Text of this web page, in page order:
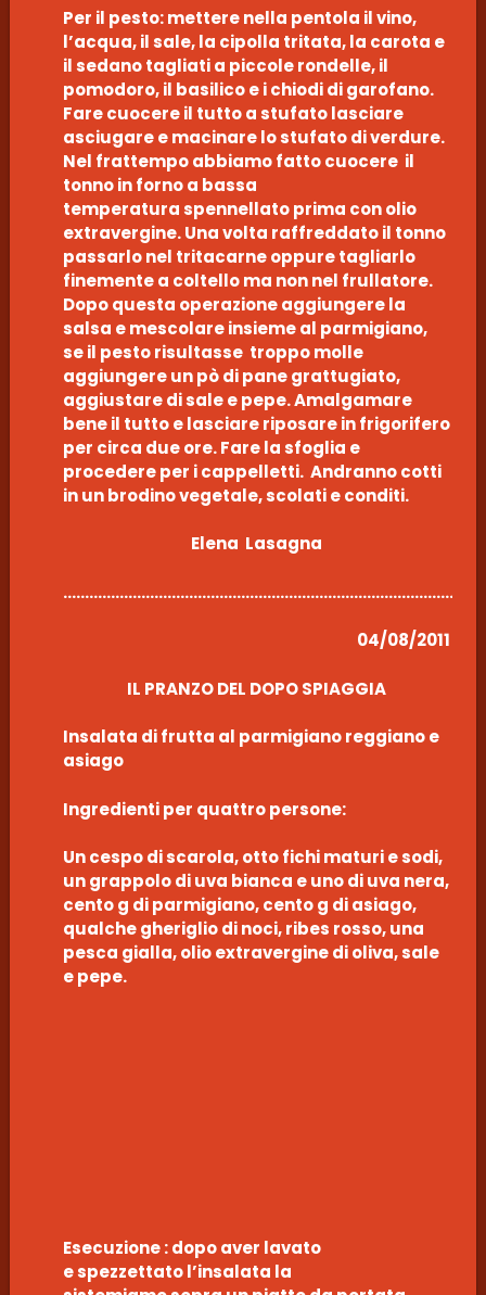
Per il pesto: mettere nella pentola il vino,
l’acqua, il sale, la cipolla tritata, la carota e
il sedano tagliati a piccole rondelle, il
pomodoro, il basilico e i chiodi di garofano.
Fare cuocere il tutto a stufato lasciare
asciugare e macinare lo stufato di verdure.
Nel frattempo abbiamo fatto cuocere il
tonno in forno a bassa
temperatura spennellato prima con olio
extravergine. Una volta raffreddato il tonno
passarlo nel tritacarne oppure tagliarlo
finemente a coltello ma non nel frullatore.
Dopo questa operazione aggiungere la
salsa e mescolare insieme al parmigiano,
se il pesto risultasse troppo molle
aggiungere un pò di pane grattugiato,
aggiustare di sale e pepe. Amalgamare
bene il tutto e lasciare riposare in frigorifero
per circa due ore. Fare la sfoglia e
procedere per i cappelletti. Andranno cotti
in un brodino vegetale, scolati e conditi.
Elena Lasagna
04/08/2011
IL PRANZO DEL DOPO SPIAGGIA
Insalata di frutta al parmigiano reggiano e
asiago
Ingredienti per quattro persone:
Un cespo di scarola, otto fichi maturi e sodi,
un grappolo di uva bianca e uno di uva nera,
cento g di parmigiano, cento g di asiago,
qualche gheriglio di noci, ribes rosso, una
pesca gialla, olio extravergine di oliva, sale
e pepe.
Esecuzione : dopo aver lavato
e spezzettato l’insalata la